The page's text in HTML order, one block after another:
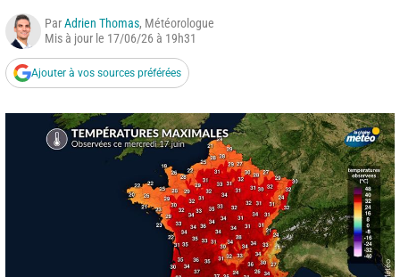
ParAdrien Thomas, Météorologue
Mis à jour le 17/06/26 à 19h31
Ajouter à vos sources préférées